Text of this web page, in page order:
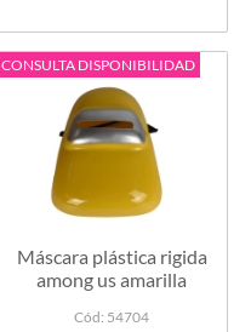
CONSULTA DISPONIBILIDAD
Máscara plástica rigida
among us amarilla
Cód: 54704